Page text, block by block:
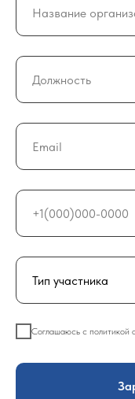
Соглашаюсь с политикой